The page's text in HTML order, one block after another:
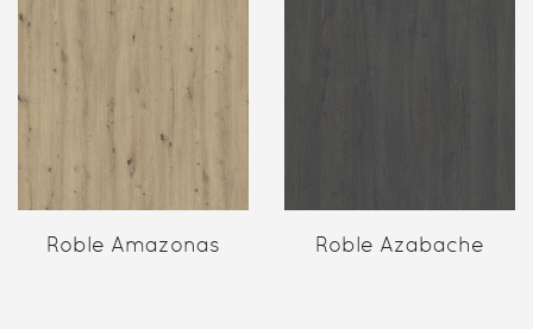
Roble Amazonas Roble Azabache